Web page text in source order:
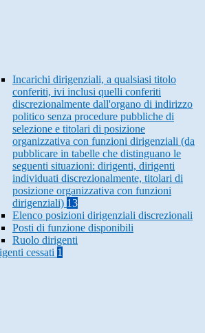
Incarichi dirigenziali, a qualsiasi titolo
conferiti, ivi inclusi quelli conferiti
discrezionalmente dall'organo di indirizzo
politico senza procedure pubbliche di
selezione e titolari di posizione
organizzativa con funzioni dirigenziali (da
pubblicare in tabelle che distinguano le
seguenti situazioni: dirigenti, dirigenti
individuati discrezionalmente, titolari di
posizione organizzativa con funzioni
dirigenziali) 13
Elenco posizioni dirigenziali discrezionali
Posti di funzione disponibili
Ruolo dirigenti
cessati 1